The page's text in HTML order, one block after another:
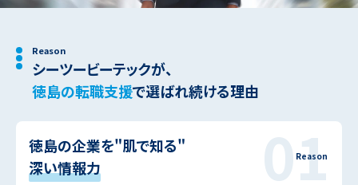
Reason
シーツービーテックが、
徳島の転職支援で選ばれ続ける理由
徳島の企業を"肌で知る"
深い情報力